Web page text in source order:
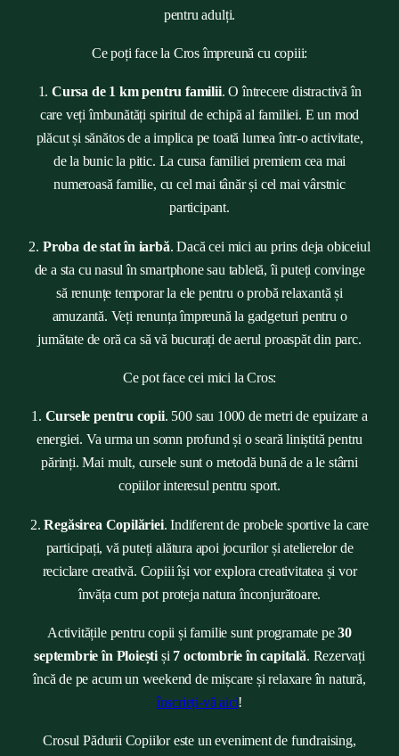
pentru adulți.
Ce poți face la Cros împreună cu copiii:
1.Cursa de 1 km pentru familii. O întrecere distractivă în
care veți îmbunătăți spiritul de echipă al familiei. E un mod
plăcut și sănătos de a implica pe toată lumea într-o activitate,
de la bunic la pitic. La cursa familiei premiem cea mai
numeroasă familie, cu cel mai tânăr și cel mai vârstnic
participant.
2. Proba de stat în iarbă. Dacă cei mici au prins deja obiceiul
de a sta cu nasul în smartphone sau tabletă, îi puteți convinge
să renunțe temporar la ele pentru o probă relaxantă și
amuzantă. Veți renunța împreună la gadgeturi pentru o
jumătate de oră ca să vă bucurați de aerul proaspăt din parc.
Ce pot face cei mici la Cros:
1. Cursele pentru copii. 500 sau 1000 de metri de epuizare a
energiei. Va urma un somn profund și o seară liniștită pentru
părinți. Mai mult, cursele sunt o metodă bună de a le stârni
copiilor interesul pentru sport.
2.Regăsirea Copilăriei. Indiferent de probele sportive la care
participați, vă puteți alătura apoi jocurilor și atelierelor de
reciclare creativă. Copiii își vor explora creativitatea și vor
învăța cum pot proteja natura înconjurătoare.
Activitățile pentru copii și familie sunt programate pe30
septembrie în Ploiești și 7 octombrie în capitală. Rezervați
încă de pe acum un weekend de mișcare și relaxare în natură,
înscrieți-vă aici!
Crosul Pădurii Copiilor este un eveniment de fundraising,